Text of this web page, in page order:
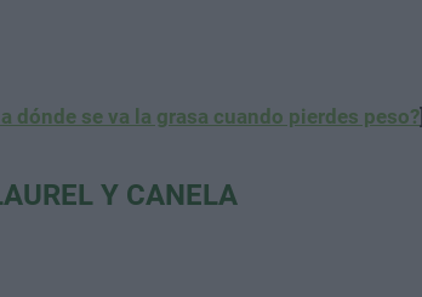
a dónde se va la grasa cuando pierdes peso?]
Y CANELA